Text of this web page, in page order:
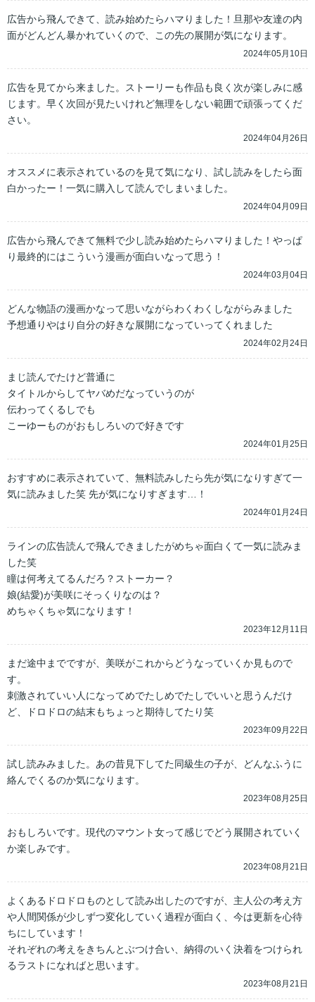
広告から飛んできて、読み始めたらハマりました！旦那や友達の内
面がどんどん暴かれていくので、この先の展開が気になります。
2024年05月10日
広告を見てから来ました。ストーリーも作品も良く次が楽しみに感
じます。早く次回が見たいけれど無理をしない範囲で頑張ってくだ
さい。
2024年04月26日
オススメに表示されているのを見て気になり、試し読みをしたら面
白かったー！一気に購入して読んでしまいました。
2024年04月09日
広告から飛んできて無料で少し読み始めたらハマりました！やっぱ
り最終的にはこういう漫画が面白いなって思う！
2024年03月04日
どんな物語の漫画かなって思いながらわくわくしながらみました
予想通りやはり自分の好きな展開になっていってくれました
2024年02月24日
まじ読んでたけど普通に
タイトルからしてヤバめだなっていうのが
伝わってくるしでも
こーゆーものがおもしろいので好きです
2024年01月25日
おすすめに表示されていて、無料読みしたら先が気になりすぎて一
気に読みました笑 先が気になりすぎます…！
2024年01月24日
ラインの広告読んで飛んできましたがめちゃ面白くて一気に読みま
した笑
瞳は何考えてるんだろ？ストーカー？
娘(結愛)が美咲にそっくりなのは？
めちゃくちゃ気になります！
2023年12月11日
まだ途中までですが、美咲がこれからどうなっていくか見もので
す。
刺激されていい人になってめでたしめでたしでいいと思うんだけ
ど、ドロドロの結末もちょっと期待してたり笑
2023年09月22日
試し読みみました。あの昔見下してた同級生の子が、どんなふうに
絡んでくるのか気になります。
2023年08月25日
おもしろいです。現代のマウント女って感じでどう展開されていく
か楽しみです。
2023年08月21日
よくあるドロドロものとして読み出したのですが、主人公の考え方
や人間関係が少しずつ変化していく過程が面白く、今は更新を心待
ちにしています！
それぞれの考えをきちんとぶつけ合い、納得のいく決着をつけられ
るラストになればと思います。
2023年08月21日